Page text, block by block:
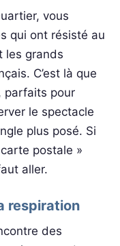
vous
qui ont résisté au
les grands
C’est là que
parfaits pour
le spectacle
plus posé. Si
postale »
aller.
respiration
des